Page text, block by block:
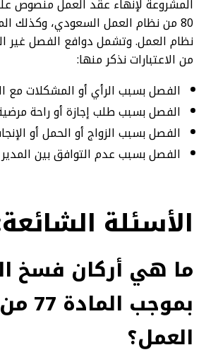
المشروعة لإنهاء عقد العمل منصوص
نظام العمل. وتشمل دوافع الفصل غير
من الاعتبارات نذكر منها:
الفصل بسبب الرأي أو المشكلات مع
الفصل بسبب طلب إجازة أو راحة
الفصل بسبب الزواج أو الحمل أو
الفصل بسبب عدم التوافق بين
الأسئلة
ما هي أركان فسخ
بموجب
العمل؟